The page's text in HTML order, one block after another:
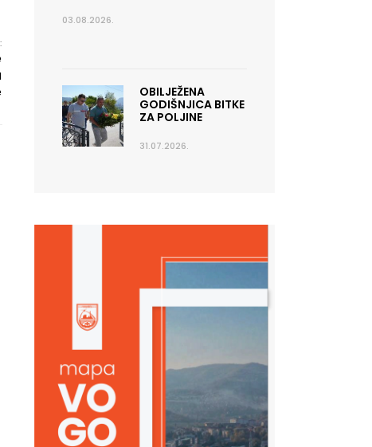
03.08.2026.
OBILJEŽENA
GODIŠNJICA BITKE
ZA POLJINE
31.07.2026.